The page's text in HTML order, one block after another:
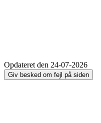
Opdateret den 24-07-2026
Giv besked om fejl på siden